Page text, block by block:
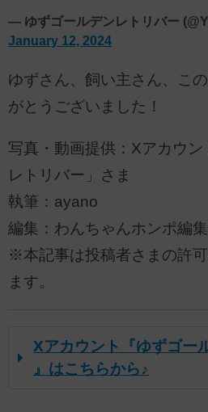
— ゆずゴールデンレトリバー
January 12, 2024
ゆずさん、飼い主さん、こ
がとうございました！
写真・動画提供：Xアカウ
レトリバー」さま
執筆：ayano
編集：わんちゃんホンポ編
※本記事は投稿者さまの許
ます。
Xアカウント『ゆずゴー
』はこちらから♪